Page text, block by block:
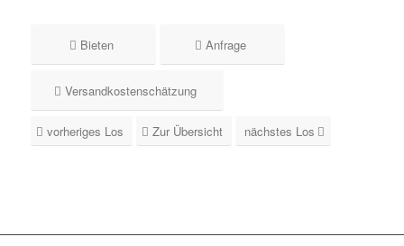
Bieten Anfrage
Versandkostenschätzung
vorheriges Los Zur Übersicht nächstes Los